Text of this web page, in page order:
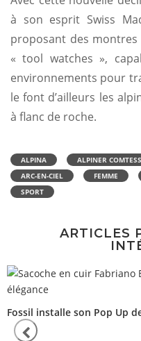
à son esprit Swiss
proposant des
« tool watches »,
environnements pour
le font d’ailleurs les
à flanc de roche.
ALPINA
ALPINER
ARC-EN-CIEL
FEMME
SPORT
ARTICLES
Fossil installe son Pop Up